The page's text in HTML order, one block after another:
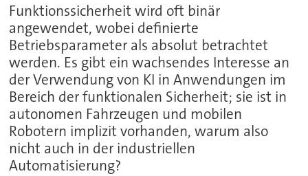
Funktionssicherheit wird oft binär
angewendet, wobei definierte
Betriebsparameter als absolut betrachtet
werden. Es gibt ein wachsendes Interesse an
der Verwendung von KI in Anwendungen im
Bereich der funktionalen Sicherheit; sie ist in
autonomen Fahrzeugen und mobilen
Robotern implizit vorhanden, warum also
nicht auch in der industriellen
Automatisierung?